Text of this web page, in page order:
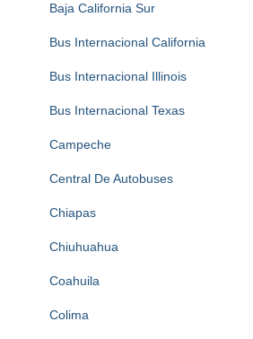
Baja California Sur
Bus Internacional California
Bus Internacional Illinois
Bus Internacional Texas
Campeche
Central De Autobuses
Chiapas
Chiuhuahua
Coahuila
Colima